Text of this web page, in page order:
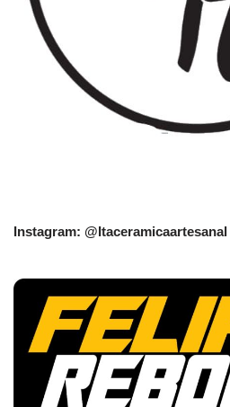
Instagram: @Itaceramicaartesanal